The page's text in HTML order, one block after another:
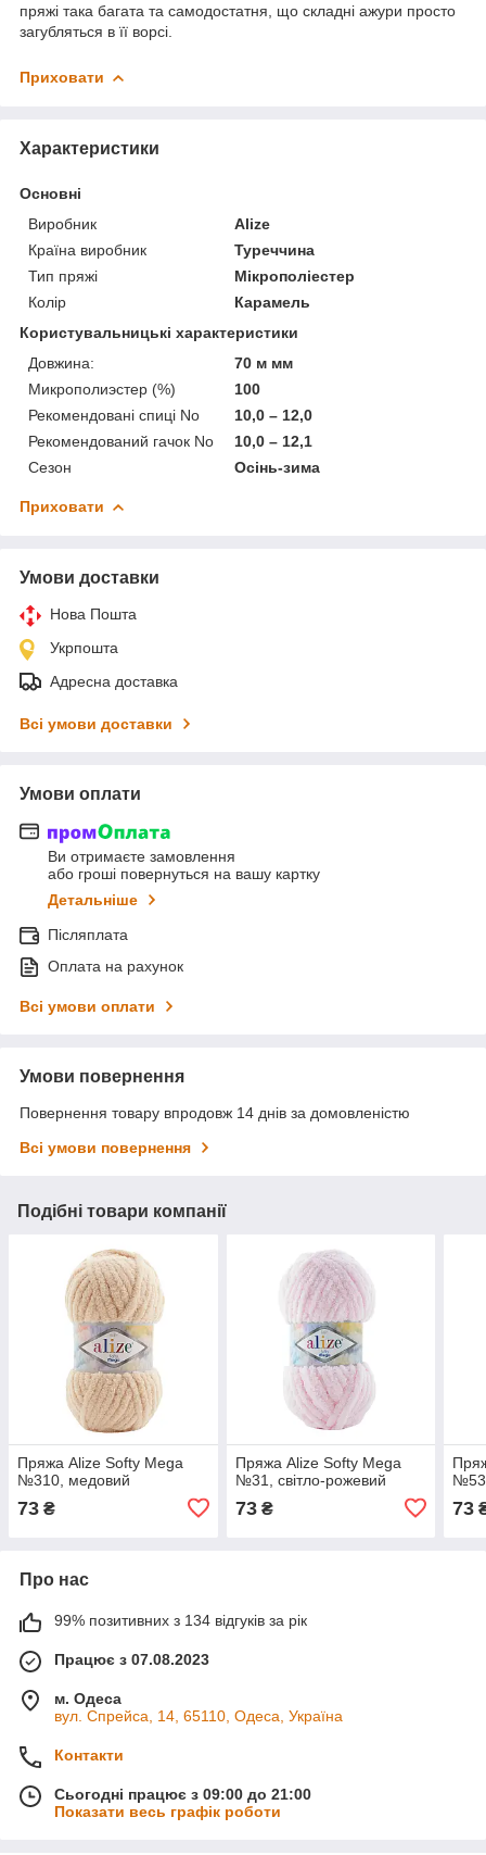
пряжі така багата та самодостатня, що складні ажури просто
загубляться в її ворсі.
Приховати
Характеристики
Основні
Виробник
Alize
Країна виробник
Туреччина
Тип пряжі
Мікрополіестер
Колір
Карамель
Користувальницькі характеристики
Довжина:
70 м мм
Микрополиэстер (%)
100
Рекомендовані спиці No
10,0 – 12,0
Рекомендований гачок No
10,0 – 12,1
Сезон
Осінь-зима
Приховати
Умови доставки
Нова Пошта
Укрпошта
Адресна доставка
Всі умови доставки
Умови оплати
Ви отримаєте замовлення
або гроші повернуться на вашу картку
Детальніше
Післяплата
Оплата на рахунок
Всі умови оплати
Умови повернення
Повернення товару впродовж 14 днів за домовленістю
Всі умови повернення
Подібні товари компанії
Пряжа Alize Softy Mega
№310, медовий
73 ₴
Пряжа Alize Softy Mega
№31, світло-рожевий
73₴ 73
Про нас
99% позитивних з 134 відгуків за рік
Працює з 07.08.2023
м. Одеса
вул. Спрейса, 14, 65110, Одеса, Україна
Контакти
Сьогодні працює з 09:00 до 21:00
Показати весь графік роботи